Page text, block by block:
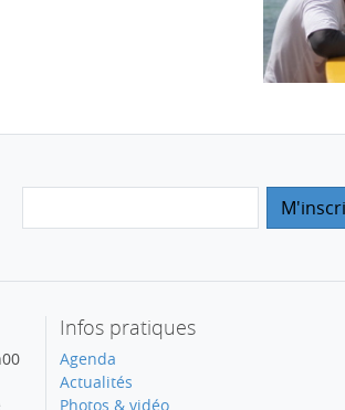
Infos pratiques
Agenda
Actualités
Photos & vidéo